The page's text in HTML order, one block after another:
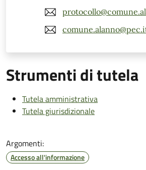
Strumenti di tutela
Tutela amministrativa
Tutela giurisdizionale
Argomenti:
Accesso all'informazione